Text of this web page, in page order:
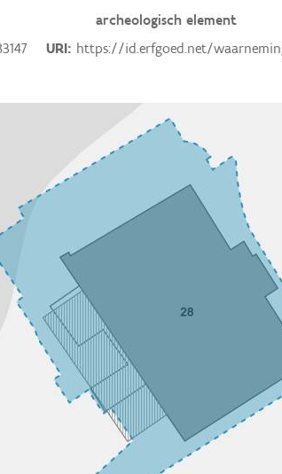
archeologisch element
URI https://id.erfgoed.net/